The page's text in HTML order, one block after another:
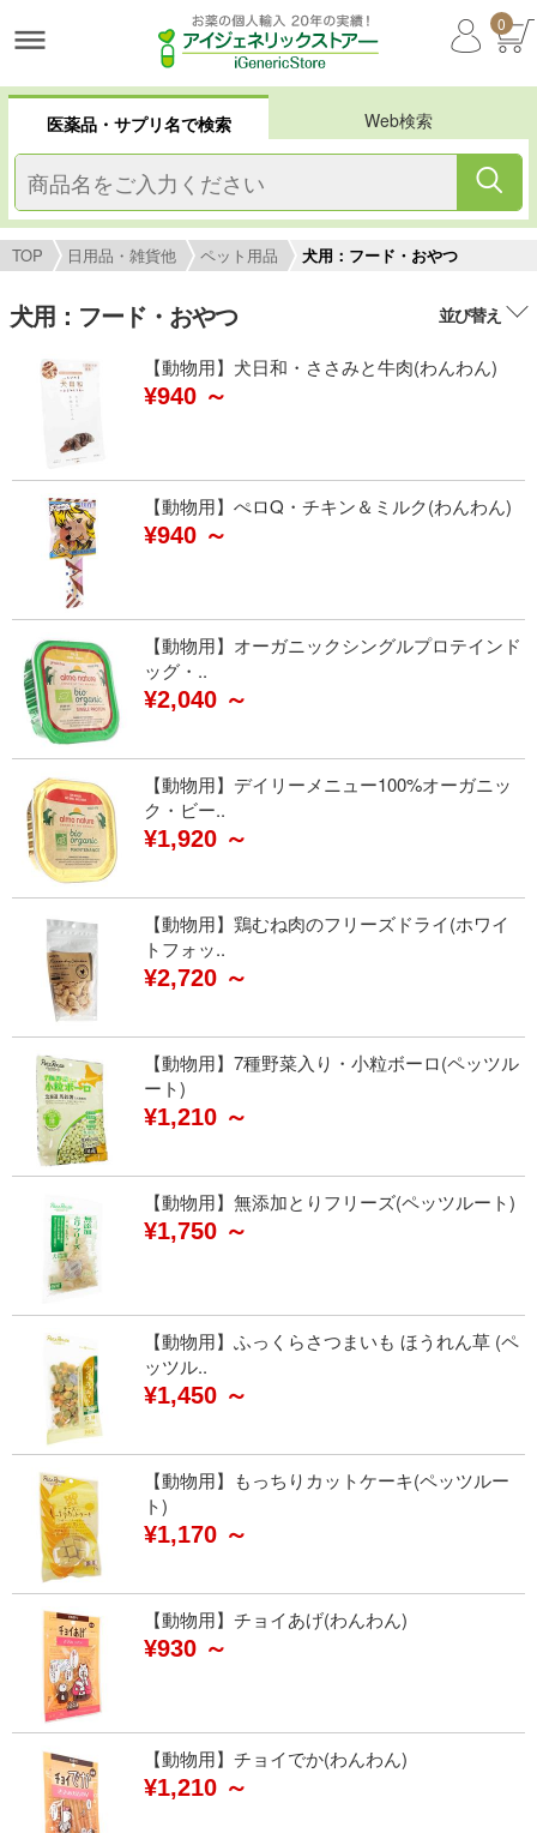
0
医薬品・サプリ名で検索 Web検索
TOP 日用品・雑貨他 ペット用品 犬用：フード・おやつ
犬用：フード・おやつ 並び替え
【動物用】犬日和・ささみと牛肉(わんわん)
¥940 ～
【動物用】ぺロQ・チキン＆ミルク(わんわん)
¥940 ～
【動物用】オーガニックシングルプロテインド
ッグ・..
¥2,040 ～
【動物用】デイリーメニュー100%オーガニッ
ク・ビー..
¥1,920 ～
【動物用】鶏むね肉のフリーズドライ(ホワイ
トフォッ..
¥2,720 ～
【動物用】7種野菜入り・小粒ボーロ(ペッツル
ート)
¥1,210 ～
【動物用】無添加とりフリーズ(ペッツルート)
¥1,750 ～
【動物用】ふっくらさつまいも ほうれん草 (ペ
ッツル..
¥1,450 ～
【動物用】もっちりカットケーキ(ペッツルー
ト)
¥1,170 ～
【動物用】チョイあげ(わんわん)
¥930 ～
【動物用】チョイでか(わんわん)
¥1,210 ～